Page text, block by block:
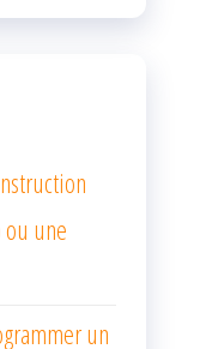
une
un